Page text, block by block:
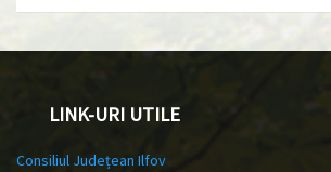
LINK-URI UTILE
Consiliul Județean Ilfov